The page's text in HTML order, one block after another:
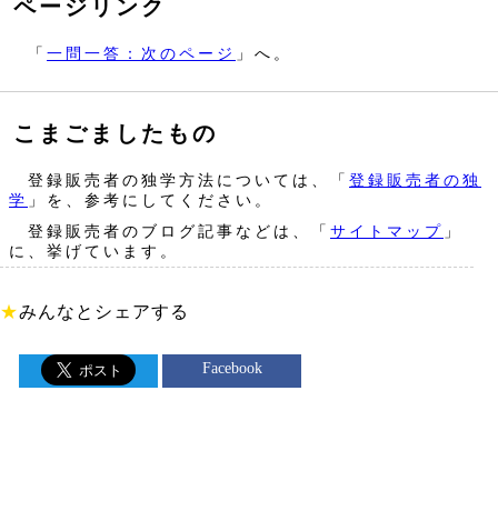
ページリンク
「 一問一答：次のページ 」へ。
こまごましたもの
登録販売者の独学方法については、「 登録販売者の独
学 」を、参考にしてください。
登録販売者のブログ記事などは、「 サイトマップ 」
に、挙げています。
★みんなとシェアする
Facebook